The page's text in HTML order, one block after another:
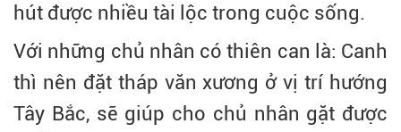
hút được nhiều tài lộc trong cuộc sống.
Với những chủ nhân có thiên can là: Canh
thì nên đặt tháp văn xương ở vị trí hướng
Tây Bắc, sẽ giúp cho chủ nhân gặt được